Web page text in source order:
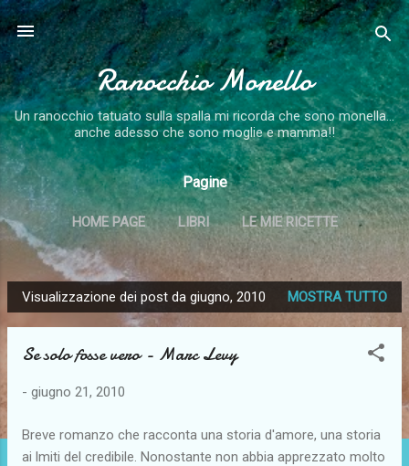
Passa ai contenuti principali
Ranocchio Monello
Un ranocchio tatuato sulla spalla mi ricorda che sono monella...
anche adesso che sono moglie e mamma!!
Pagine
HOME PAGE LIBRI LE MIE RICETTE
I MIEI RICAMI ALTRO…
I MIEI LAVORI A PUNTO CROCE
P
o
Visualizzazione dei post da giugno, 2010 MOSTRA TUTTO
Se solo fosse vero - Marc Levy
- giugno 21, 2010
Breve romanzo che racconta una storia d'amore, una storia
ai lmiti del credibile. Nonostante non abbia apprezzato molto